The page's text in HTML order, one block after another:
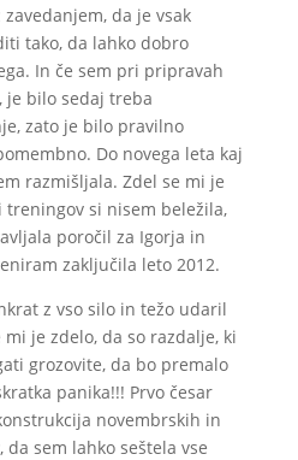
da je vsak
tako, da lahko dobro
In če sem pri pripravah
je bilo sedaj treba
zato je bilo pravilno
Do novega leta kaj
razmišljala. Zdel se mi je
si nisem beležila,
poročil za Igorja in
zaključila leto 2012.
z vso silo in težo udaril
je zdelo, da so razdalje, ki
grozovite, da bo premalo
panika!!! Prvo česar
novembrskih in
sem lahko seštela vse